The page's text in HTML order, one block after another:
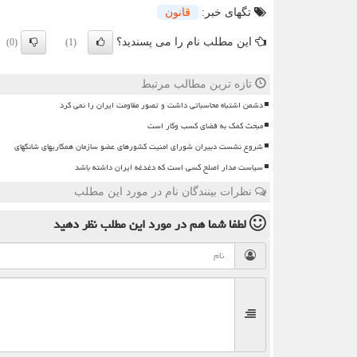
تگهای خبر: قانون
این مطلب نام را می پسندید؟ (1)
(0)
تازه ترین مطالب مرتبط
دشمن اشتباه محاسباتی داشت و تصور مقاومت ایران را نمی کرد
مبحث کمک به فضای کسب وکار است
شروع نشست دبیران شورای امنیت کشورهای عضو سازمان همکاریهای شانگهای
سیاست مدار اصلح کسی است که دغدغه ایران داشته باشد
نظرات بینندگان نام در مورد این مطلب
لطفا شما همدر مورد این مطلبنظر دهید